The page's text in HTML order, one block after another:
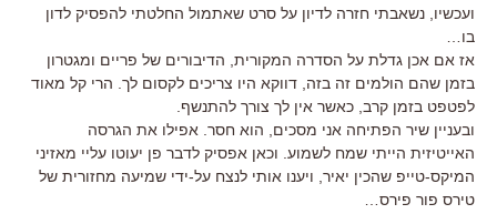
ועכשיו, נשאבתי חזרה לדיון על סרט שאתמול החלטתי להפסיק לדון
בו…
אז אם אכן גדלת על הסדרה המקורית, הדיבורים של פריים ומגטרון
בזמן שהם הולמים זה בזה, דווקא היו צריכים לקסום לך. הרי קל מאוד
לפטפט בזמן קרב, כאשר אין לך צורך להתנשף.
ובעניין שיר הפתיחה אני מסכים, הוא חסר. אפילו את הגרסה
האייטיזית הייתי שמח לשמוע. וכאן אפסיק לדבר פן יעוטו עליי מאזיני
המיקס-טייפ שהכין יאיר, ויענו אותי לנצח על-ידי שמיעה מחזורית של
טירס פור פירס…